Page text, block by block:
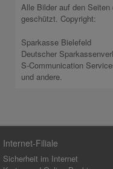
Alle Bilder auf den
geschützt. Copyright:
Sparkasse Bielefeld
Deutscher
S-Communication
und andere.
Internet-Filiale
Sicherheit im Internet